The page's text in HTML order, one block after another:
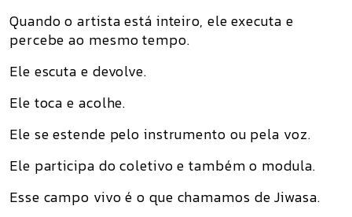
Quando o artista está inteiro, ele executa e
percebe ao mesmo tempo.
Ele escuta e devolve.
Ele toca e acolhe.
Ele se estende pelo instrumento ou pela voz.
Ele participa do coletivo e também o modula.
Esse campo vivo é o que chamamos de Jiwasa.